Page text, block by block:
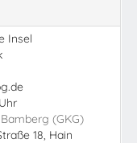
Insel
(GKG)
18, Hain